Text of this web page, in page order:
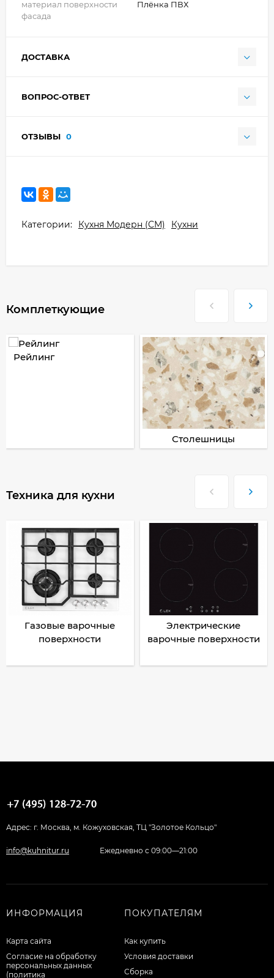
материал поверхности
фасада
Плёнка ПВХ
ДОСТАВКА
ВОПРОС-ОТВЕТ
ОТЗЫВЫ 0
Категории: Кухня Модерн (СМ) Кухни
Комплеткующие
Рейлинг
Столешницы
Техника для кухни
Газовые варочные
поверхности
Электрические
варочные поверхности
Адрес: г. Москва, м. Кожуховская, ТЦ "Золотое Кольцо"
info@kuhnitur.ru Ежедневно с 09:00—21:00
ИНФОРМАЦИЯ
Карта сайта
Согласие на обработку
персональных данных
(политика
ПОКУПАТЕЛЯМ
Как купить
Условия доставки
Сборка